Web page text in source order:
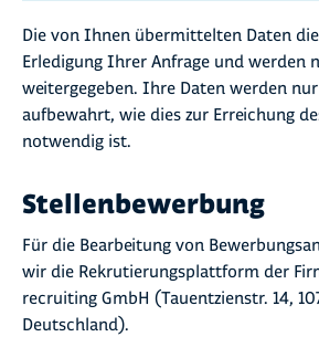
Die von Ihnen übermittelten Daten
Erledigung Ihrer Anfrage und werden
weitergegeben. Ihre Daten werden
aufbewahrt, wie dies zur Erreichung
notwendig ist.
Stellenbewerbung
Für die Bearbeitung von
wir die Rekrutierungsplattform der
recruiting GmbH (Tauentzienstr. 14,
Deutschland).